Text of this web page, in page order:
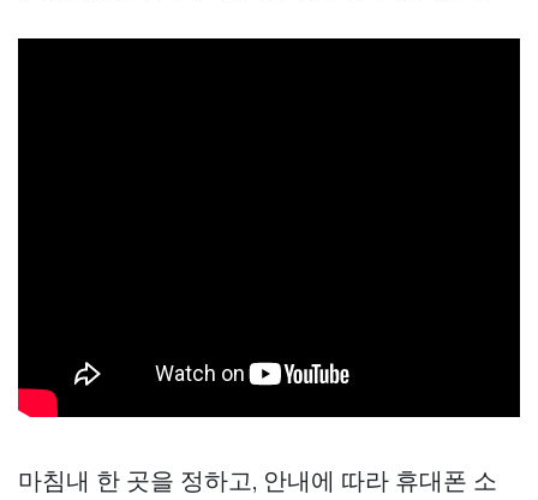
마침내 한 곳을 정하고, 안내에 따라 휴대폰 소